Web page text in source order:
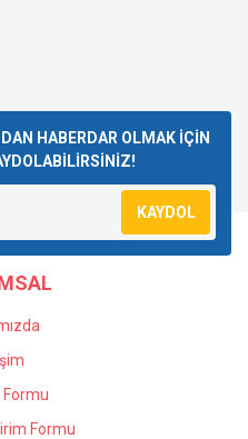
HABERDAR OLMAK İÇİN
KAYDOL
Formu